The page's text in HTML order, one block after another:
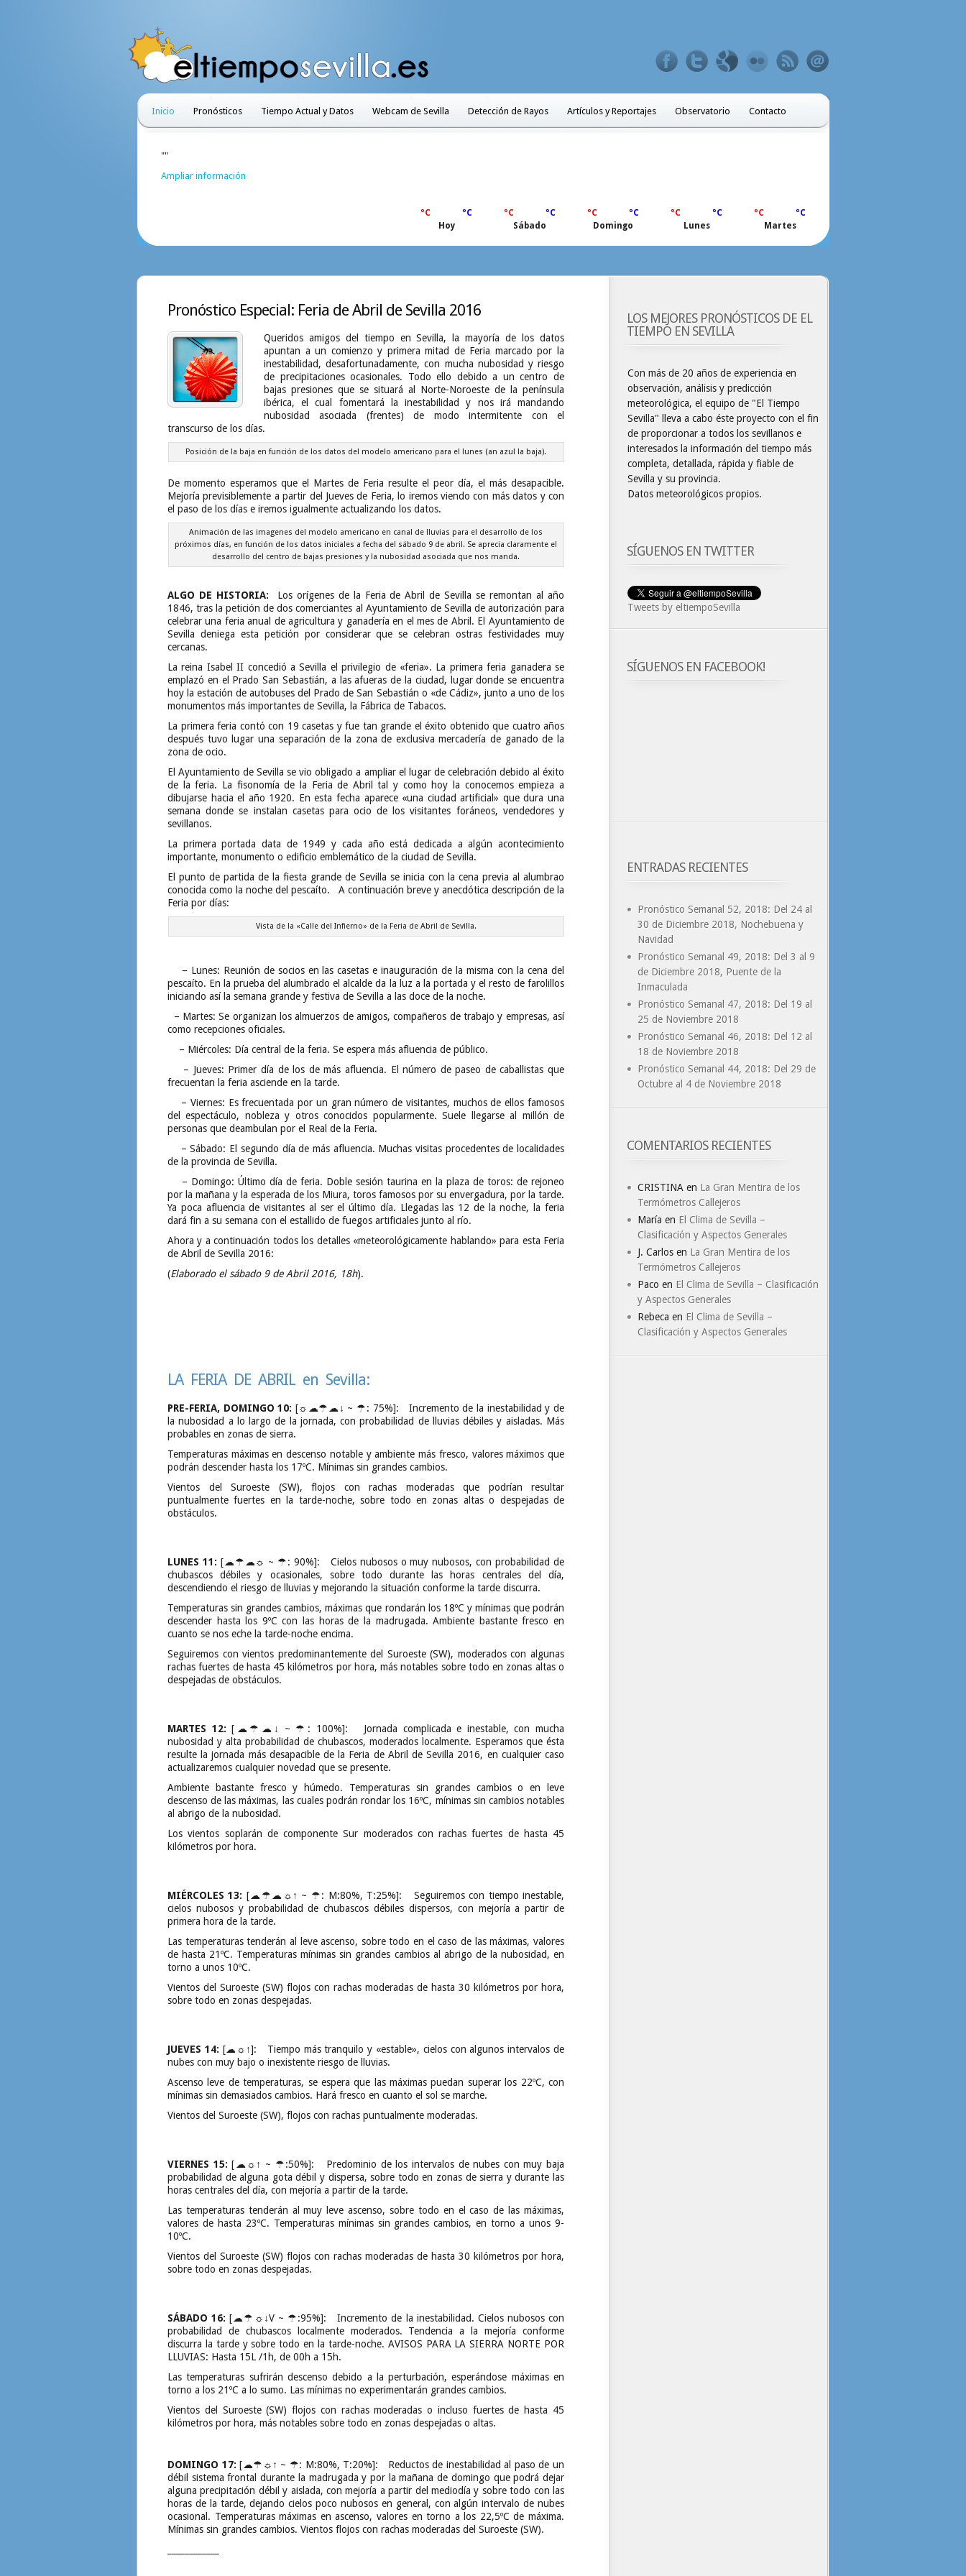
Inicio Pronósticos Tiempo Actual y Datos Webcam de Sevilla Detección de Rayos Artículos y Reportajes Observatorio Contacto
""
Ampliar información
ºC
ºC
Hoy
ºC
ºC
Sábado
ºC
ºC
Domingo
ºC
ºC
Lunes
ºC
ºC
Martes
Pronóstico Especial: Feria de Abril de Sevilla 2016
Queridos amigos del tiempo en Sevilla, la mayoría de los datos
apuntan a un comienzo y primera mitad de Feria marcado por la
inestabilidad, desafortunadamente, con mucha nubosidad y riesgo
de precipitaciones ocasionales. Todo ello debido a un centro de
bajas presiones que se situará al Norte-Noroeste de la península
ibérica, el cual fomentará la inestabilidad y nos irá mandando
nubosidad asociada (frentes) de modo intermitente con el
transcurso de los días.
Posición de la baja en función de los datos del modelo americano para el lunes (an azul la baja).
De momento esperamos que el Martes de Feria resulte el peor día, el más desapacible.
Mejoría previsiblemente a partir del Jueves de Feria, lo iremos viendo con más datos y con
el paso de los días e iremos igualmente actualizando los datos.
Animación de las imagenes del modelo americano en canal de lluvias para el desarrollo de los
próximos días, en función de los datos iniciales a fecha del sábado 9 de abril. Se aprecia claramente el
desarrollo del centro de bajas presiones y la nubosidad asociada que nos manda.
ALGO DE HISTORIA: Los orígenes de la Feria de Abril de Sevilla se remontan al año
1846, tras la petición de dos comerciantes al Ayuntamiento de Sevilla de autorización para
celebrar una feria anual de agricultura y ganadería en el mes de Abril. El Ayuntamiento de
Sevilla deniega esta petición por considerar que se celebran ostras festividades muy
cercanas.
La reina Isabel II concedió a Sevilla el privilegio de «feria». La primera feria ganadera se
emplazó en el Prado San Sebastián, a las afueras de la ciudad, lugar donde se encuentra
hoy la estación de autobuses del Prado de San Sebastián o «de Cádiz», junto a uno de los
monumentos más importantes de Sevilla, la Fábrica de Tabacos.
La primera feria contó con 19 casetas y fue tan grande el éxito obtenido que cuatro años
después tuvo lugar una separación de la zona de exclusiva mercadería de ganado de la
zona de ocio.
El Ayuntamiento de Sevilla se vio obligado a ampliar el lugar de celebración debido al éxito
de la feria. La fisonomía de la Feria de Abril tal y como hoy la conocemos empieza a
dibujarse hacia el año 1920. En esta fecha aparece «una ciudad artificial» que dura una
semana donde se instalan casetas para ocio de los visitantes foráneos, vendedores y
sevillanos.
La primera portada data de 1949 y cada año está dedicada a algún acontecimiento
importante, monumento o edificio emblemático de la ciudad de Sevilla.
El punto de partida de la fiesta grande de Sevilla se inicia con la cena previa al alumbrao
conocida como la noche del pescaíto. A continuación breve y anecdótica descripción de la
Feria por días:
Vista de la «Calle del Infierno» de la Feria de Abril de Sevilla.
– Lunes: Reunión de socios en las casetas e inauguración de la misma con la cena del
pescaíto. En la prueba del alumbrado el alcalde da la luz a la portada y el resto de farolillos
iniciando así la semana grande y festiva de Sevilla a las doce de la noche.
– Martes: Se organizan los almuerzos de amigos, compañeros de trabajo y empresas, así
como recepciones oficiales.
– Miércoles: Día central de la feria. Se espera más afluencia de público.
– Jueves: Primer día de los de más afluencia. El número de paseo de caballistas que
frecuentan la feria asciende en la tarde.
– Viernes: Es frecuentada por un gran número de visitantes, muchos de ellos famosos
del espectáculo, nobleza y otros conocidos popularmente. Suele llegarse al millón de
personas que deambulan por el Real de la Feria.
– Sábado: El segundo día de más afluencia. Muchas visitas procedentes de localidades
de la provincia de Sevilla.
– Domingo: Último día de feria. Doble sesión taurina en la plaza de toros: de rejoneo
por la mañana y la esperada de los Miura, toros famosos por su envergadura, por la tarde.
Ya poca afluencia de visitantes al ser el último día. Llegadas las 12 de la noche, la feria
dará fin a su semana con el estallido de fuegos artificiales junto al río.
Ahora y a continuación todos los detalles «meteorológicamente hablando» para esta Feria
de Abril de Sevilla 2016:
(Elaborado el sábado 9 de Abril 2016, 18h).
LA FERIA DE ABRIL en Sevilla:
PRE-FERIA, DOMINGO 10:[☼☁☂☁↓ ~ ☂: 75%]: Incremento de la inestabilidad y de
la nubosidad a lo largo de la jornada, con probabilidad de lluvias débiles y aisladas. Más
probables en zonas de sierra.
Temperaturas máximas en descenso notable y ambiente más fresco, valores máximos que
podrán descender hasta los 17ºC. Mínimas sin grandes cambios.
Vientos del Suroeste (SW), flojos con rachas moderadas que podrían resultar
puntualmente fuertes en la tarde-noche, sobre todo en zonas altas o despejadas de
obstáculos.
LUNES 11: [☁☂☁☼ ~ ☂: 90%]: Cielos nubosos o muy nubosos, con probabilidad de
chubascos débiles y ocasionales, sobre todo durante las horas centrales del día,
descendiendo el riesgo de lluvias y mejorando la situación conforme la tarde discurra.
Temperaturas sin grandes cambios, máximas que rondarán los 18ºC y mínimas que podrán
descender hasta los 9ºC con las horas de la madrugada. Ambiente bastante fresco en
cuanto se nos eche la tarde-noche encima.
Seguiremos con vientos predominantemente del Suroeste (SW), moderados con algunas
rachas fuertes de hasta 45 kilómetros por hora, más notables sobre todo en zonas altas o
despejadas de obstáculos.
MARTES 12:[☁☂☁↓ ~ ☂: 100%]: Jornada complicada e inestable, con mucha
nubosidad y alta probabilidad de chubascos, moderados localmente. Esperamos que ésta
resulte la jornada más desapacible de la Feria de Abril de Sevilla 2016, en cualquier caso
actualizaremos cualquier novedad que se presente.
Ambiente bastante fresco y húmedo. Temperaturas sin grandes cambios o en leve
descenso de las máximas, las cuales podrán rondar los 16ºC, mínimas sin cambios notables
al abrigo de la nubosidad.
Los vientos soplarán de componente Sur moderados con rachas fuertes de hasta 45
kilómetros por hora.
MIÉRCOLES 13: [☁☂☁☼↑ ~ ☂: M:80%, T:25%]: Seguiremos con tiempo inestable,
cielos nubosos y probabilidad de chubascos débiles dispersos, con mejoría a partir de
primera hora de la tarde.
Las temperaturas tenderán al leve ascenso, sobre todo en el caso de las máximas, valores
de hasta 21ºC. Temperaturas mínimas sin grandes cambios al abrigo de la nubosidad, en
torno a unos 10ºC.
Vientos del Suroeste (SW) flojos con rachas moderadas de hasta 30 kilómetros por hora,
sobre todo en zonas despejadas.
JUEVES 14: [☁☼↑]: Tiempo más tranquilo y «estable», cielos con algunos intervalos de
nubes con muy bajo o inexistente riesgo de lluvias.
Ascenso leve de temperaturas, se espera que las máximas puedan superar los 22ºC, con
mínimas sin demasiados cambios. Hará fresco en cuanto el sol se marche.
Vientos del Suroeste (SW), flojos con rachas puntualmente moderadas.
VIERNES 15: [☁☼↑ ~ ☂:50%]: Predominio de los intervalos de nubes con muy baja
probabilidad de alguna gota débil y dispersa, sobre todo en zonas de sierra y durante las
horas centrales del día, con mejoría a partir de la tarde.
Las temperaturas tenderán al muy leve ascenso, sobre todo en el caso de las máximas,
valores de hasta 23ºC. Temperaturas mínimas sin grandes cambios, en torno a unos 9-
10ºC.
Vientos del Suroeste (SW) flojos con rachas moderadas de hasta 30 kilómetros por hora,
sobre todo en zonas despejadas.
SÁBADO 16: [☁☂☼↓V ~ ☂:95%]: Incremento de la inestabilidad. Cielos nubosos con
probabilidad de chubascos localmente moderados. Tendencia a la mejoría conforme
discurra la tarde y sobre todo en la tarde-noche. AVISOS PARA LA SIERRA NORTE POR
LLUVIAS: Hasta 15L /1h, de 00h a 15h.
Las temperaturas sufrirán descenso debido a la perturbación, esperándose máximas en
torno a los 21ºC a lo sumo. Las mínimas no experimentarán grandes cambios.
Vientos del Suroeste (SW) flojos con rachas moderadas o incluso fuertes de hasta 45
kilómetros por hora, más notables sobre todo en zonas despejadas o altas.
DOMINGO 17: [☁☂☼↑ ~ ☂: M:80%, T:20%]: Reductos de inestabilidad al paso de un
débil sistema frontal durante la madrugada y por la mañana de domingo que podrá dejar
alguna precipitación débil y aislada, con mejoría a partir del mediodía y sobre todo con las
horas de la tarde, dejando cielos poco nubosos en general, con algún intervalo de nubes
ocasional. Temperaturas máximas en ascenso, valores en torno a los 22,5ºC de máxima.
Mínimas sin grandes cambios. Vientos flojos con rachas moderadas del Suroeste (SW).
LOS MEJORES PRONÓSTICOS DE EL
TIEMPO EN SEVILLA
Con más de 20 años de experiencia en
observación, análisis y predicción
meteorológica, el equipo de "El Tiempo
Sevilla" lleva a cabo éste proyecto con el fin
de proporcionar a todos los sevillanos e
interesados la información del tiempo más
completa, detallada, rápida y fiable de
Sevilla y su provincia.
Datos meteorológicos propios.
SÍGUENOS EN TWITTER
Tweets by eltiempoSevilla
SÍGUENOS EN FACEBOOK!
ENTRADAS RECIENTES
Pronóstico Semanal 52, 2018: Del 24 al
30 de Diciembre 2018, Nochebuena y
Navidad
Pronóstico Semanal 49, 2018: Del 3 al 9
de Diciembre 2018, Puente de la
Inmaculada
Pronóstico Semanal 47, 2018: Del 19 al
25 de Noviembre 2018
Pronóstico Semanal 46, 2018: Del 12 al
18 de Noviembre 2018
Pronóstico Semanal 44, 2018: Del 29 de
Octubre al 4 de Noviembre 2018
COMENTARIOS RECIENTES
CRISTINA en La Gran Mentira de los
Termómetros Callejeros
María en El Clima de Sevilla –
Clasificación y Aspectos Generales
J. Carlos en La Gran Mentira de los
Termómetros Callejeros
Paco en El Clima de Sevilla – Clasificación
y Aspectos Generales
Rebeca en El Clima de Sevilla –
Clasificación y Aspectos Generales